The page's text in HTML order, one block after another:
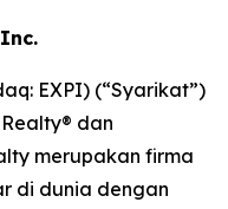
EXPI) (“Syarikat”)
dan
merupakan firma
di dunia dengan